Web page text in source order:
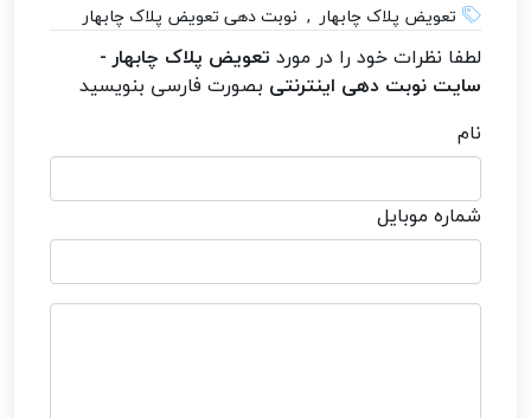
تعویض پلاک چابهار , نوبت دهی تعویض پلاک چابهار
لطفا نظرات خود را در مورد تعویض پلاک چابهار -
سایت نوبت دهی اینترنتی بصورت فارسی بنویسید
نام
شماره موبایل